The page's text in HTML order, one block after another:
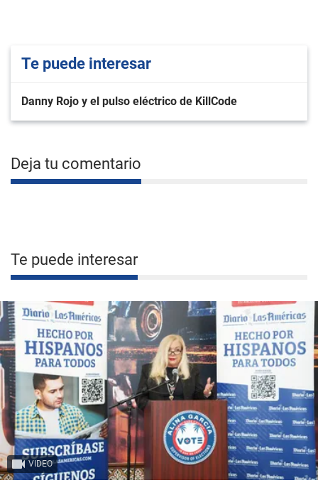
Te puede interesar
Danny Rojo y el pulso eléctrico de KillCode
Deja tu comentario
Te puede interesar
VIDEO